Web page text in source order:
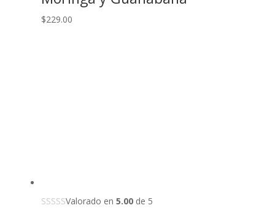
$229.00
Valorado en 5.00de 5